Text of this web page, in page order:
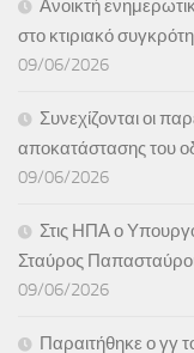
Ανοικτή
στο κτιριακό
09/06/2026
Συνεχίζονται οι
αποκατάστασης του
09/06/2026
Στις ΗΠΑ ο
Σταύρος
09/06/2026
Παραιτήθηκε ο γγ